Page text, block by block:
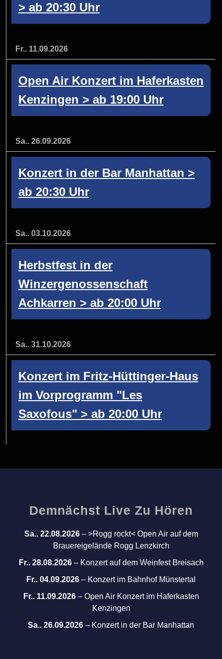
> ab 20:30 Uhr
Fr.. 11.09.2026
Open Air Konzert im Haferkasten
Kenzingen > ab 19:00 Uhr
Sa.. 26.09.2026
Konzert in der Bar Manhattan >
ab 20:30 Uhr
Sa.. 03.10.2026
Herbstfest in der
Winzergenossenschaft
Achkarren > ab 20:00 Uhr
Sa.. 31.10.2026
Konzert im Fritz-Hüttinger-Haus
im Vorprogramm "Les
Saxofous" > ab 20:00 Uhr
Demnächst Live Zu Hören
Sa.. 22.08.2026– >Rogg rockt< Open Air auf dem
Brauereigelände Rogg Lenzkirch
Fr.. 28.08.2026– Konzert auf dem Weinfest Breisach
Fr.. 04.09.2026 – Konzert im Bahnhof Münstertal
Fr.. 11.09.2026– Open Air Konzert im Haferkasten
Kenzingen
Sa.. 26.09.2026 – Konzert in der Bar Manhattan